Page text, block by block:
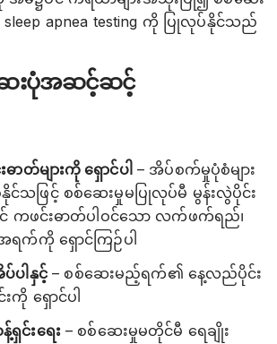
sleep apnea testing ကို ပြုလုပ်နိုင်သည်
ေးပုံအဆင့်ဆင့်
တ်များကို ရှောင်ပါ – အိပ်စက်မှုပုံစံများ
င်သဖြင့် စစ်ဆေးမှုမပြုလုပ်မီ မွန်းလွဲပိုင်း
ကဖင်းဓာတ်ပါဝင်သော လက်ဖက်ရည်၊
အရက်ကို ရှောင်ကြဉ်ပါ
ပါနှင့်– စစ်ဆေးမည့်ရက်၏ နေ့လည်ပိုင်း
ရှောင်ပါ
င်းရေး– စစ်ဆေးမှုမတိုင်မီ ရေချိုး